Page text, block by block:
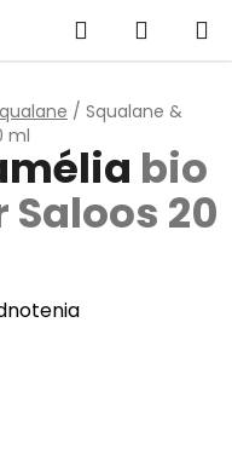
Hľadať
KOŠÍK
/ Squalane &
ml
bio
20